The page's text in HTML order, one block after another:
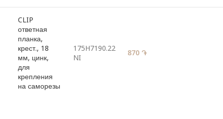
CLIP
ответная
планка,
крест., 18
мм, цинк,
для
крепления
на саморезы
175H7190.22
NI
870 ֏